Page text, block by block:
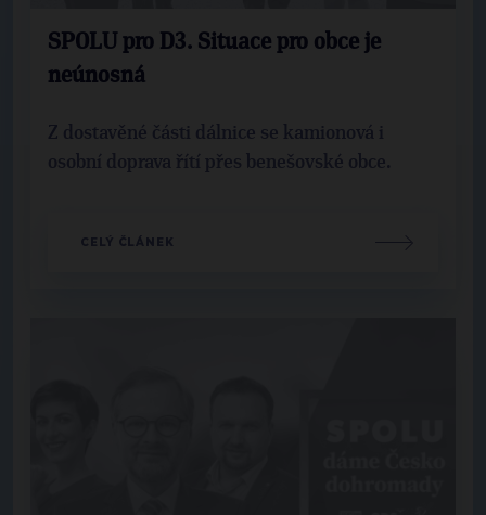
SPOLU pro D3. Situace pro obce je
neúnosná
Z dostavěné části dálnice se kamionová i
osobní doprava řítí přes benešovské obce.
CELÝ ČLÁNEK